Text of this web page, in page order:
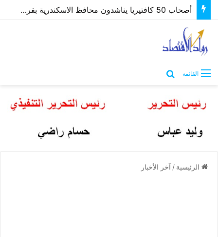
القائمة
الرئيسية / آخر الأخبار